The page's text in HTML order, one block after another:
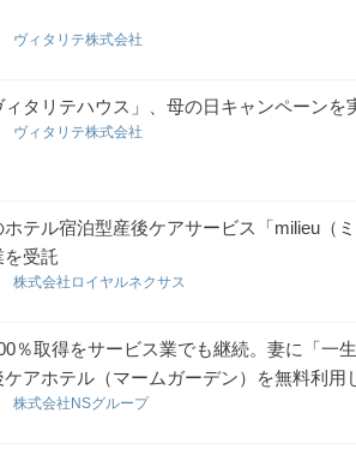
ヴィタリテ株式会社
タリテハウス」、母の日キャンペーンを
ヴィタリテ株式会社
ホテル宿泊型産後ケアサービス「milieu（
受託
株式会社ロイヤルネクサス
％取得をサービス業でも継続。妻に「一
アホテル（マームガーデン）を無料利用
株式会社NSグループ